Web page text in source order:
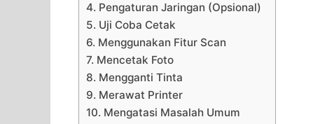
4. Pengaturan Jaringan (Opsional)
5. Uji Coba Cetak
6. Menggunakan Fitur Scan
7. Mencetak Foto
8. Mengganti Tinta
9. Merawat Printer
10. Mengatasi Masalah Umum